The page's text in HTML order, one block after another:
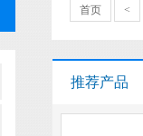
首页 <
推荐产品